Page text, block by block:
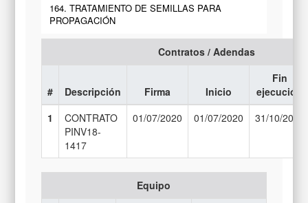
164. TRATAMIENTO DE SEMILLAS PARA
PROPAGACIÓN
Contratos / Adendas
# Descripción Firma Inicio
Fin
ejecución
1
CONTRATO
PINV18-
1417
01/07/2020 01/07/2020 31/10/2021
Equipo